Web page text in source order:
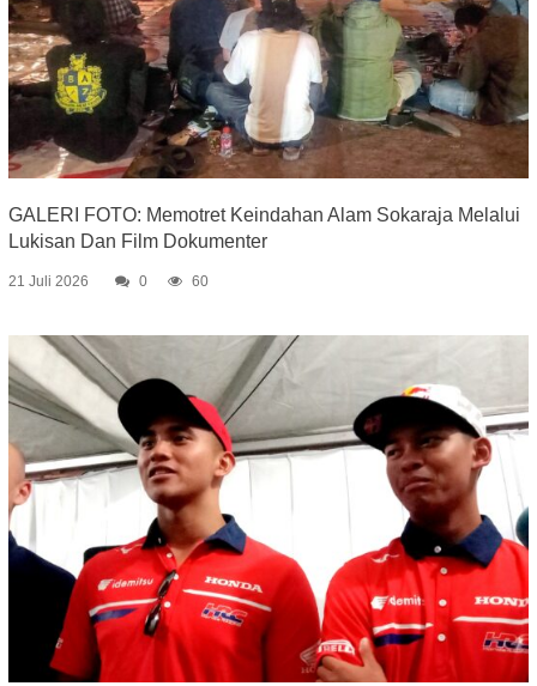
GALERI FOTO: Memotret Keindahan Alam Sokaraja Melalui
Lukisan Dan Film Dokumenter
21 Juli 2026 0 60